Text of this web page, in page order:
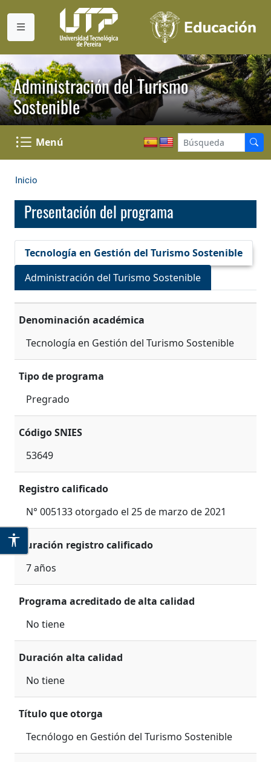
Administración del Turismo
Sostenible
Menú
Inicio
Presentación del programa
Tecnología en Gestión del Turismo Sostenible
Administración del Turismo Sostenible
Denominación académica
Tecnología en Gestión del Turismo Sostenible
Tipo de programa
Pregrado
Código SNIES
53649
Registro calificado
N° 005133 otorgado el 25 de marzo de 2021
Duración registro calificado
7 años
Programa acreditado de alta calidad
No tiene
Duración alta calidad
No tiene
Título que otorga
Tecnólogo en Gestión del Turismo Sostenible